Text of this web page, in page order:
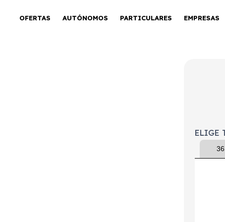
OFERTAS AUTÓNOMOS PARTICULARES EMPRESAS
ELIGE